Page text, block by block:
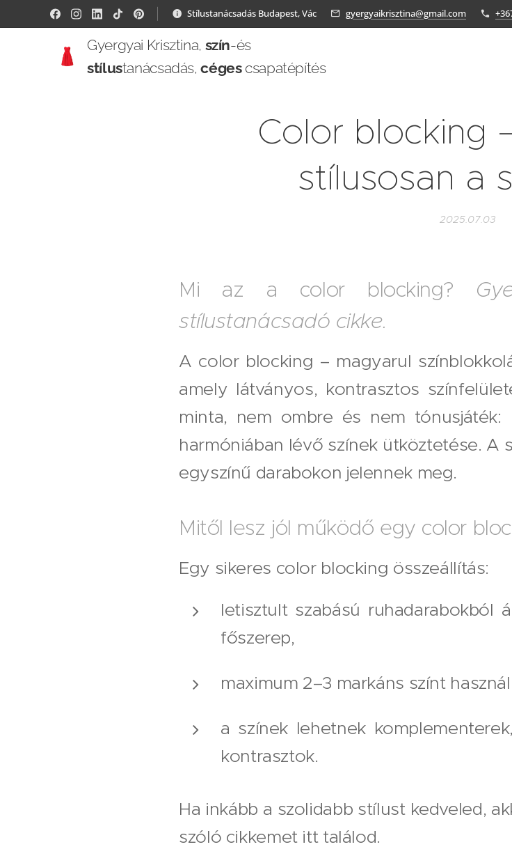
Stílustanácsadás Budapest, Vác gyergyaikrisztina@gmail.com
Gyergyai Krisztina, szín-és
stílustanácsadás,cégescsapatépítés
Color blocking
stílusosan a
2025.07.03
Mi az a color blocking?
stílustanácsadó cikke.
A color blocking – magyarul
amely látványos, kontrasztos
minta, nem ombre és nem
harmóniában lévő színek ütköztetése. A
egyszínű darabokon jelennek meg.
Mitől lesz jól működő egy color
Egy sikeres color blocking összeállítás:
letisztult szabású ruhadarabokból
főszerep,
maximum 2–3 markáns színt
a színek lehetnek
kontrasztok.
Ha inkább a szolidabb stílust kedveled,
szóló cikkemet itt találod.